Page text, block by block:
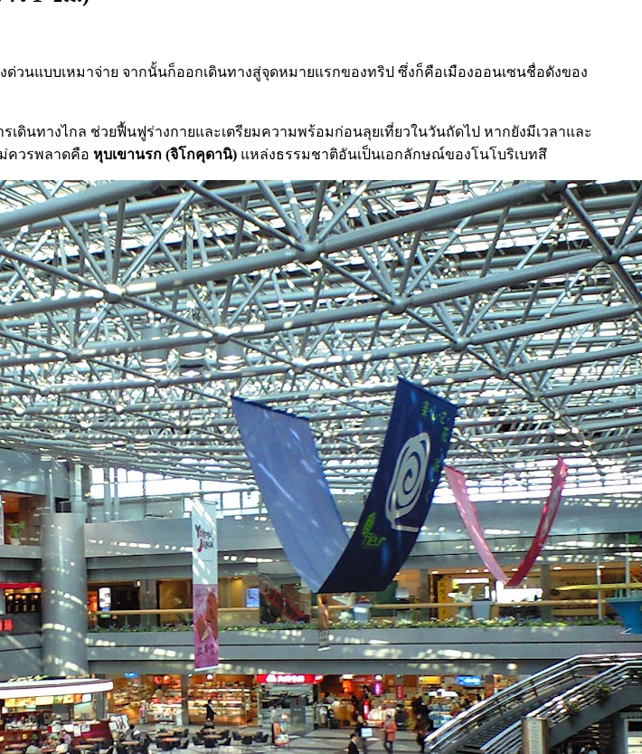
วนแบบเหมาจ่าย จากนั้นก็ออกเดินทางสู่จุดหมายแรกของทริป ซึ่งก็คือเมืองออนเซนชื่อดังของ
นทางไกล ช่วยฟื้นฟูร่างกายและเตรียมความพร้อมก่อนลุยเที่ยวในวันถัดไป หากยังมีเวลาและ
ควรพลาดคือ หุบเขานรก (จิโกคุดานิ) แหล่งธรรมชาติอันเป็นเอกลักษณ์ของโนโบริเบทสึ